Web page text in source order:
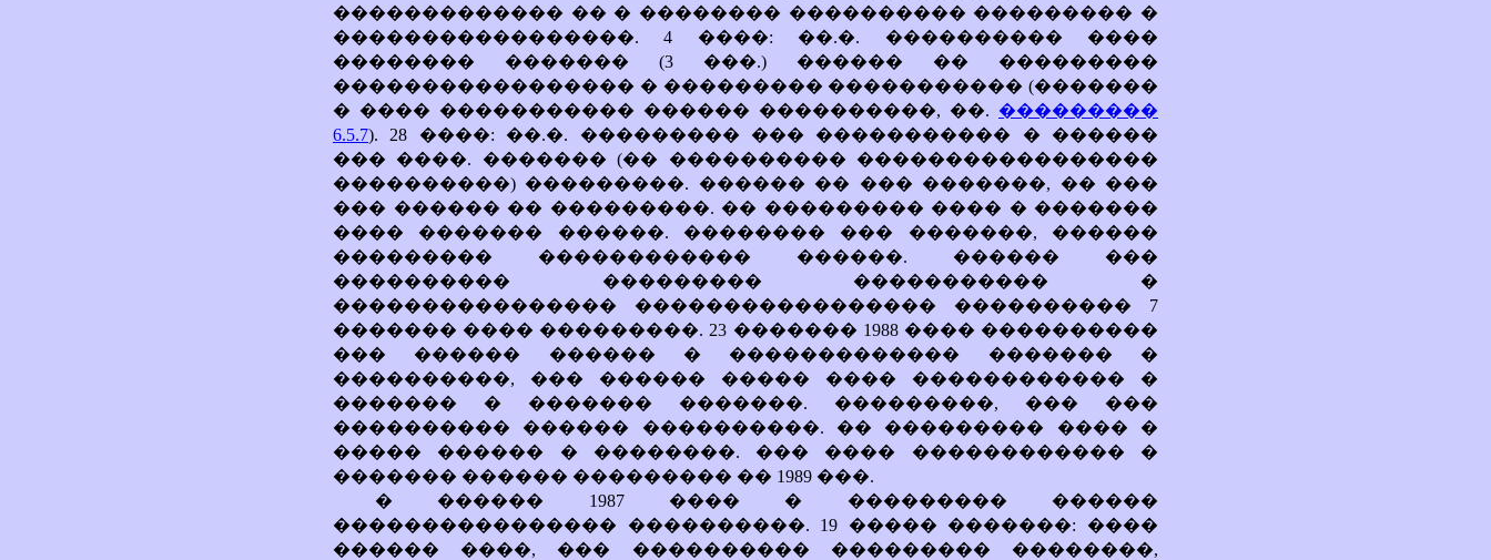
������������� �� � �������� ���������� ��������� �
�����������������. 4 ����: ��.�. ���������� ����
�������� ������� (3 ���.) ������ �� ���������
����������������� � ��������� ����������� (�������
� ���� ����������� ������ ����������, ��. ���������
6.5.7). 28 ����: ��.�. ��������� ��� ����������� � ������
��� ����. ������� (�� ���������� �����������������
����������) ���������. ������ �� ��� �������, �� ���
��� ������ �� ���������. �� ��������� ���� � �������
���� ������� ������. �������� ��� �������, ������
��������� ������������ ������. ������ ���
���������� ��������� ����������� �
���������������� ����������������� ���������� 7
������� ���� ���������. 23 ������� 1988 ���� ����������
��� ������ ������ � ������������� ������� �
����������, ��� ������ ����� ���� ������������ �
������� � ������� �������. ���������, ��� ���
���������� ������ ����������. �� ��������� ���� �
����� ������ � ��������. ��� ���� ������������ �
������� ������ ��������� �� 1989 ���.
� ������ 1987 ���� � ��������� ������
���������������� ����������. 19 ����� �������: ����
������ ����, ��� ���������� ��������� ��������,